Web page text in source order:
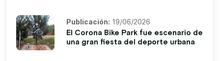
Publicación: 19/06/2026
El Corona Bike Park fue escenario de
una gran fiesta del deporte urbana